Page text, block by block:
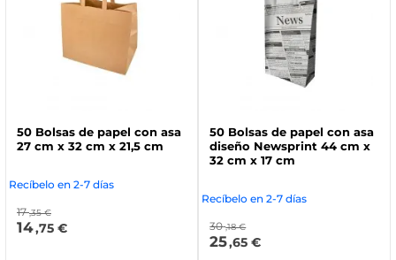
50 Bolsas de papel con asa
27 cm x 32 cm x 21,5 cm
Recíbelo en 2-7 días
17 ,35 €
14,75 €
50 Bolsas de papel con asa
diseño Newsprint 44 cm x
32 cm x 17 cm
Recíbelo en 2-7 días
30 ,18 €
25,65 €